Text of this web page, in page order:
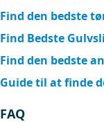
Find den bedste
Find Bedste
Find den bedste
Guide til at finde
FAQ